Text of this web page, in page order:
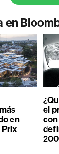
en
en
Prix
el
con